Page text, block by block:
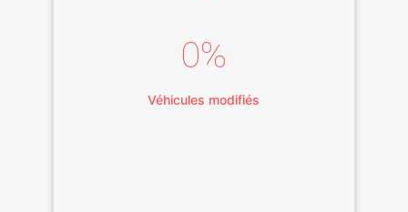
0%
Véhicules modifiés